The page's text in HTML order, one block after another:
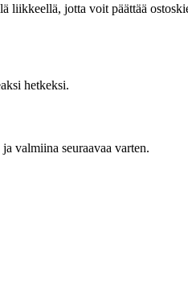
liikkeellä, jotta voit päättää
hetkeksi.
valmiina seuraavaa varten.